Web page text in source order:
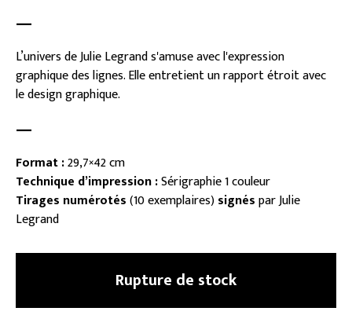
—
L’univers de Julie Legrand s'amuse avec l'expression
graphique des lignes. Elle entretient un rapport étroit avec
le design graphique.
—
Format :29,7×42 cm
Technique d’impression :Sérigraphie 1 couleur
Tirages numérotés(10 exemplaires)signéspar Julie
Legrand
Rupture de stock